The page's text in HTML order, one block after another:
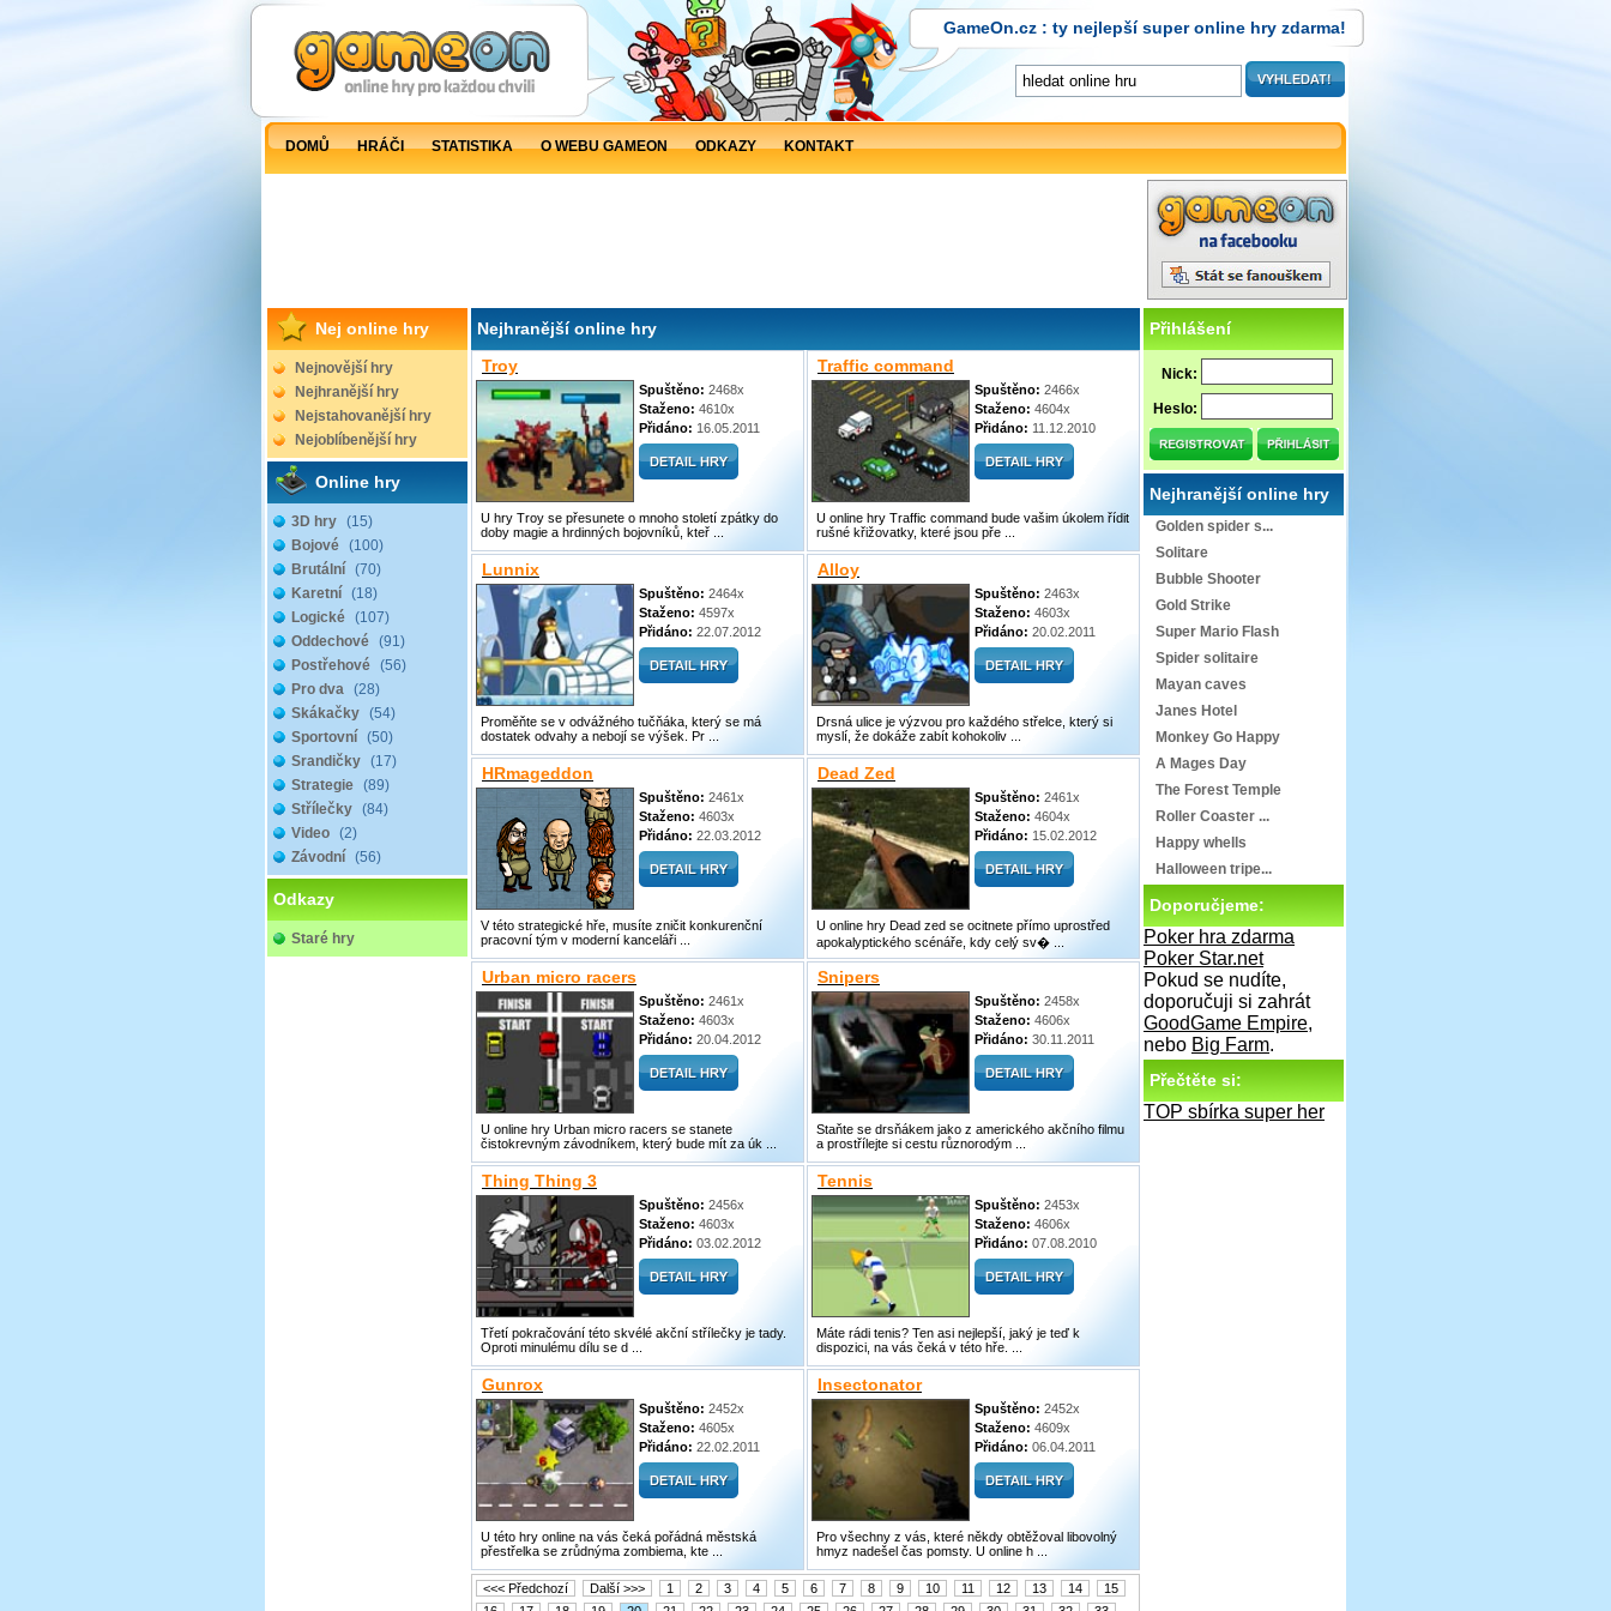
GameOn.cz : ty nejlepší super online hry zdarma!
DOMŮ HRÁČI STATISTIKA O WEBU GAMEON ODKAZY KONTAKT
Nej online hry
Nejnovější hry
Nejhranější hry
Nejstahovanější hry
Nejoblíbenější hry
Online hry
3D hry (15)
Bojové (100)
Brutální (70)
Karetní (18)
Logické (107)
Oddechové (91)
Postřehové (56)
Pro dva (28)
Skákačky (54)
Sportovní (50)
Srandičky (17)
Strategie (89)
Střílečky (84)
Video (2)
Závodní (56)
Odkazy
Staré hry
Nejhranější online hry
Troy
Spuštěno: 2468x
Staženo: 4610x
Přidáno: 16.05.2011
U hry Troy se přesunete o mnoho století zpátky do
doby magie a hrdinných bojovníků, kteř ...
Traffic command
Spuštěno: 2466x
Staženo: 4604x
Přidáno: 11.12.2010
U online hry Traffic command bude vašim úkolem řídit
rušné křižovatky, které jsou pře ...
Lunnix
Spuštěno: 2464x
Staženo: 4597x
Přidáno: 22.07.2012
Proměňte se v odvážného tučňáka, který se má
dostatek odvahy a nebojí se výšek. Pr ...
Alloy
Spuštěno: 2463x
Staženo: 4603x
Přidáno: 20.02.2011
Drsná ulice je výzvou pro každého střelce, který si
myslí, že dokáže zabít kohokoliv ...
HRmageddon
Spuštěno: 2461x
Staženo: 4603x
Přidáno: 22.03.2012
V této strategické hře, musíte zničit konkurenční
pracovní tým v moderní kanceláři ...
Dead Zed
Spuštěno: 2461x
Staženo: 4604x
Přidáno: 15.02.2012
U online hry Dead zed se ocitnete přímo uprostřed
apokalyptického scénáře, kdy celý sv� ...
Urban micro racers
Spuštěno: 2461x
Staženo: 4603x
Přidáno: 20.04.2012
U online hry Urban micro racers se stanete
čistokrevným závodníkem, který bude mít za úk ...
Snipers
Spuštěno: 2458x
Staženo: 4606x
Přidáno: 30.11.2011
Staňte se drsňákem jako z amerického akčního filmu
a prostřílejte si cestu různorodým ...
Thing Thing 3
Spuštěno: 2456x
Staženo: 4603x
Přidáno: 03.02.2012
Třetí pokračování této skvélé akční střílečky je tady.
Oproti minulému dílu se d ...
Tennis
Spuštěno: 2453x
Staženo: 4606x
Přidáno: 07.08.2010
Máte rádi tenis? Ten asi nejlepší, jaký je teď k
dispozici, na vás čeká v této hře. ...
Gunrox
Spuštěno: 2452x
Staženo: 4605x
Přidáno: 22.02.2011
U této hry online na vás čeká pořádná městská
přestřelka se zrůdnýma zombiema, kte ...
Insectonator
Spuštěno: 2452x
Staženo: 4609x
Přidáno: 06.04.2011
Pro všechny z vás, které někdy obtěžoval libovolný
hmyz nadešel čas pomsty. U online h ...
<<< Předchozí Další >>> 1 2 3 4 5 6 7 8 9 10 11 12 13 14
15
Přihlášení
Nick:
Heslo:
Nejhranější online hry
Golden spider s...
Solitare
Bubble Shooter
Gold Strike
Super Mario Flash
Spider solitaire
Mayan caves
Janes Hotel
Monkey Go Happy
A Mages Day
The Forest Temple
Roller Coaster ...
Happy whells
Halloween tripe...
Doporučjeme:
Poker hra zdarma
Poker Star.net
Pokud se nudíte,
doporučuji si zahrát
GoodGame Empire,
nebo Big Farm.
Přečtěte si:
TOP sbírka super her